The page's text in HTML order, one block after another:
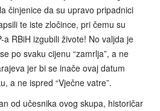
činjenice da su upravo pripadnici
te iste zločince, pri čemu su
RBiH izgubili živote! No valjda je
po svaku cijenu “zamrlja”, a ne
jer bi se inače ovaj datum
a ne ispred “Vječne vatre”.
od učesnika ovog skupa, historičar